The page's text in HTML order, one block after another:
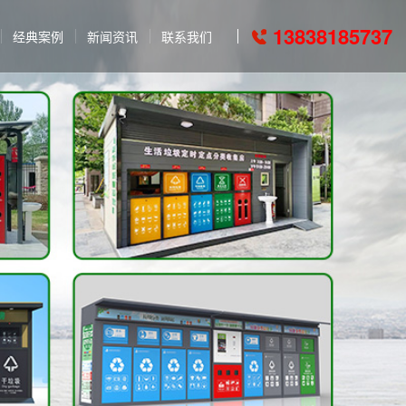
经典案例 新闻资讯 联系我们 13838185737